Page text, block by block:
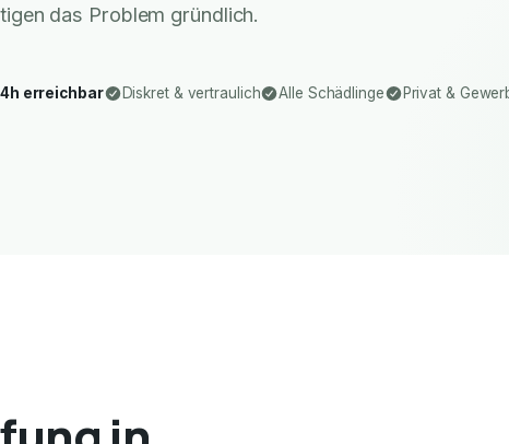
das Problem gründlich.
erreichbar Diskret & vertraulich Alle Schädlinge Privat &